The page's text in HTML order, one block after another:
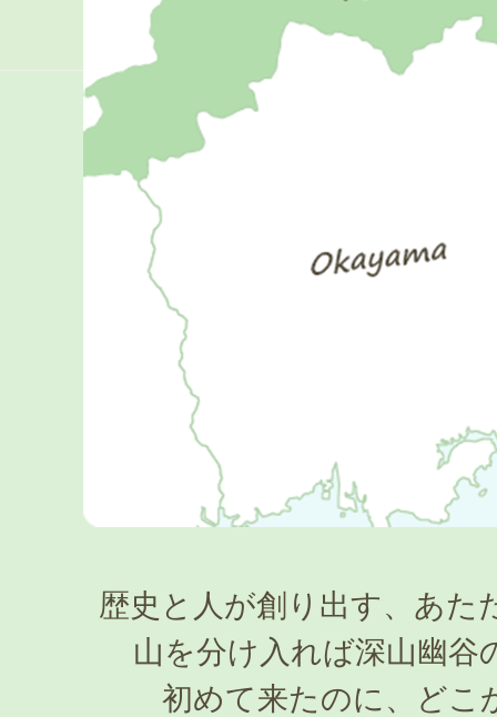
歴史と人が創り出す、あた
山を分け入れば深山幽谷
初めて来たのに、どこ